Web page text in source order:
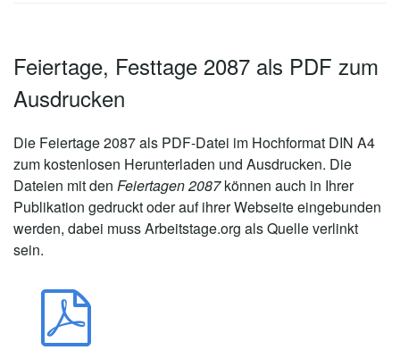
Feiertage, Festtage 2087 als PDF zum
Ausdrucken
Die Feiertage 2087als PDF-Datei im Hochformat DIN A4
zum kostenlosen Herunterladen und Ausdrucken. Die
Dateien mit den Feiertagen 2087können auch in Ihrer
Publikation gedruckt oder auf ihrer Webseite eingebunden
werden, dabei muss Arbeitstage.org als Quelle verlinkt
sein.